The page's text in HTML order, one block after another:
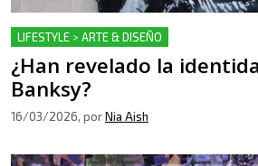
LIFESTYLE > ARTE & DISEÑO
¿Han revelado la
Banksy?
16/03/2026, porNia Aish